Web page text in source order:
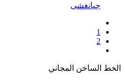
جيانغشى
1
2
الخط الساخن المجاني